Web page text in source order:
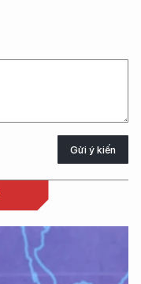
Gửi ý kiến